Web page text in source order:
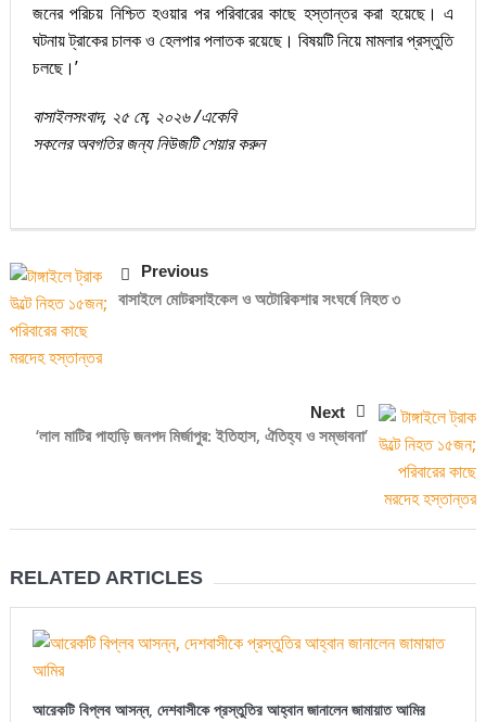
জনের পরিচয় নিশ্চিত হওয়ার পর পরিবারের কাছে হস্তান্তর করা হয়েছে। এ
ঘটনায় ট্রাকের চালক ও হেলপার পলাতক রয়েছে। বিষয়টি নিয়ে মামলার প্রস্তুতি
চলছে।’
বাসাইলসংবাদ, ২৫ মে, ২০২৬ /একেবি
সকলের অবগতির জন্য নিউজটি শেয়ার করুন
Previous
বাসাইলে মোটরসাইকেল ও অটোরিকশার সংঘর্ষে নিহত ৩
Next
‌‘লাল মাটির পাহাড়ি জনপদ মির্জাপুর: ইতিহাস, ঐতিহ্য ও সম্ভাবনা’
RELATED ARTICLES
আরেকটি বিপ্লব আসন্ন, দেশবাসীকে প্রস্তুতির আহ্বান জানালেন জামায়াত আমির